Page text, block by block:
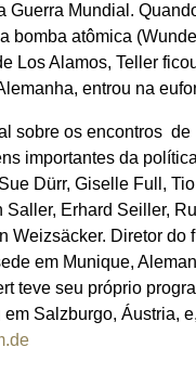
Guerra Mundial.
bomba atômica
Los Alamos, Teller
entrou na
sobre os encontros
importantes da
Dürr, Giselle Full,
Erhard Seiller,
Weizsäcker. Diretor
em Munique,
teve seu próprio
Salzburgo, Áustria,